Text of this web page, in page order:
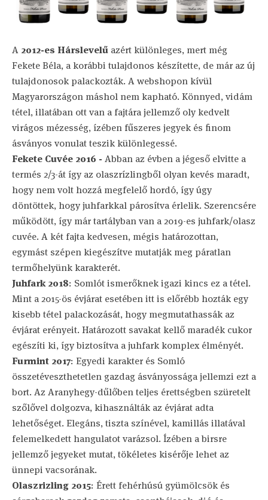
A 2012-es Hárslevelű azért különleges, mert még
Fekete Béla, a korábbi tulajdonos készítette, de már az új
tulajdonosok palackozták. A webshopon kívül
Magyarországon máshol nem kapható. Könnyed, vidám
tétel, illatában ott van a fajtára jellemző oly kedvelt
virágos mézesség, ízében fűszeres jegyek és finom
ásványos vonulat teszik különlegessé.
Fekete Cuvée 2016 - Abban az évben a jégeső elvitte a
termés 2/3-át így az olaszrízlingből olyan kevés maradt,
hogy nem volt hozzá megfelelő hordó, így úgy
döntöttek, hogy juhfarkkal párosítva érlelik. Szerencsére
működött, így már tartályban van a 2019-es juhfark/olasz
cuvée. A két fajta kedvesen, mégis határozottan,
egymást szépen kiegészítve mutatják meg páratlan
termőhelyünk karakterét.
Juhfark 2018: Somlót ismerőknek igazi kincs ez a tétel.
Mint a 2015-ös évjárat esetében itt is előrébb hozták egy
kisebb tétel palackozását, hogy megmutathassák az
évjárat erényeit. Határozott savakat kellő maradék cukor
egészíti ki, így biztosítva a juhfark komplex élményét.
Furmint 2017: Egyedi karakter és Somló
összetéveszthetetlen gazdag ásványossága jellemzi ezt a
bort. Az Aranyhegy-dűlőben teljes érettségben szüretelt
szőlővel dolgozva, kihasználták az évjárat adta
lehetőséget. Elegáns, tiszta színével, kamillás illatával
felemelkedett hangulatot varázsol. Ízében a birsre
jellemző jegyeket mutat, tökéletes kisérője lehet az
ünnepi vacsorának.
Olaszrizling 2015: Érett fehérhúsú gyümölcsök és